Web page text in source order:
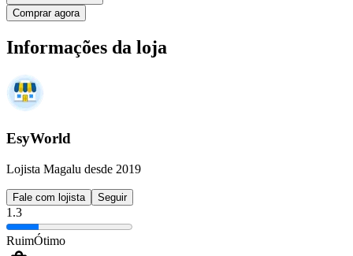
Comprar agora
Informações da loja
EsyWorld
Lojista Magalu desde 2019
Fale com lojista Seguir
1.3
RuimÓtimo